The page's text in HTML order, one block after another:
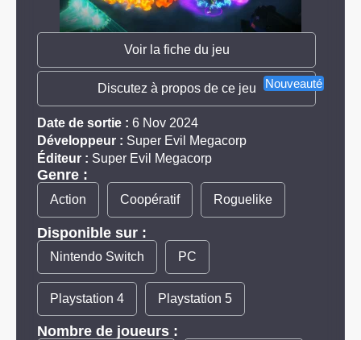
Voir la fiche du jeu
Nouveauté
Discutez à propos de ce jeu
Date de sortie : 6 Nov 2024
Développeur : Super Evil Megacorp
Éditeur : Super Evil Megacorp
Genre :
Action Coopératif Roguelike
Disponible sur :
Nintendo Switch PC
Playstation 4 Playstation 5
Nombre de joueurs :